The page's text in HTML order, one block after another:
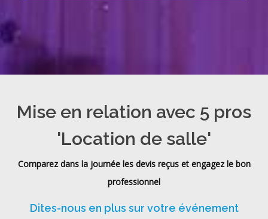
Mise en relation avec 5 pros
'Location de salle'
Comparez dans la journée les devis reçus et engagez le bon
professionnel
Dites-nous en plus sur votre événement